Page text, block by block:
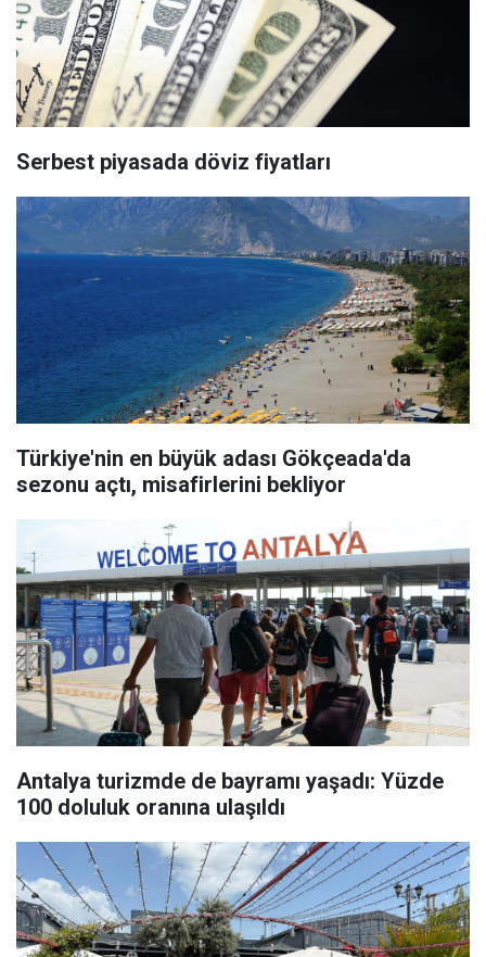
Serbest piyasada döviz fiyatları
Türkiye'nin en büyük adası Gökçeada'da
sezonu açtı, misafirlerini bekliyor
Antalya turizmde de bayramı yaşadı: Yüzde
100 doluluk oranına ulaşıldı